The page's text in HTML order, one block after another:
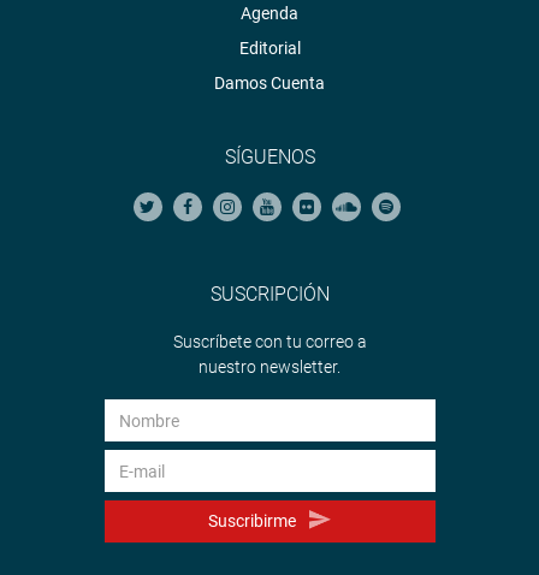
Agenda
Editorial
Damos Cuenta
SÍGUENOS
SUSCRIPCIÓN
Suscríbete con tu correo a
nuestro newsletter.
Suscribirme